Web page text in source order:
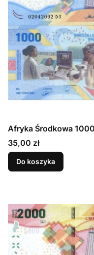
Afryka Środkowa
Cena
35,00 zł
Do koszyka